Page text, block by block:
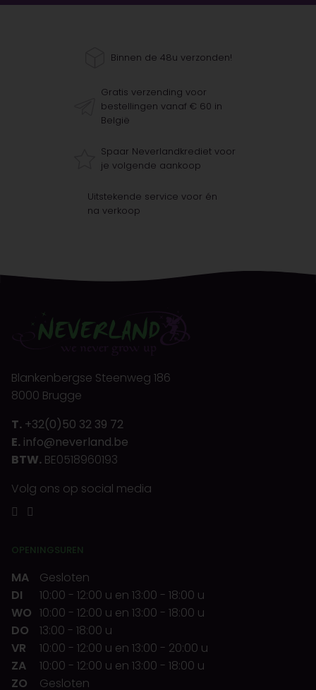
Binnen de 48u verzonden!
Gratis verzending voor
bestellingen vanaf € 60 in
België
Spaar Neverlandkrediet voor
je volgende aankoop
Uitstekende service voor én
na verkoop
Blankenbergse Steenweg 186
8000 Brugge
T. +32(0)50 32 39 72
E. info@neverland.be
BTW. BE0518960193
Volg ons op social media
OPENINGSUREN
MA
Gesloten
DI
10:00 - 12:00 u en 13:00 - 18:00 u
WO 10:00 - 12:00 u en 13:00 - 18:00 u
DO
13:00 - 18:00 u
VR
10:00 - 12:00 u en 13:00 - 20:00 u
ZA
10:00 - 12:00 u en 13:00 - 18:00 u
ZO
Gesloten